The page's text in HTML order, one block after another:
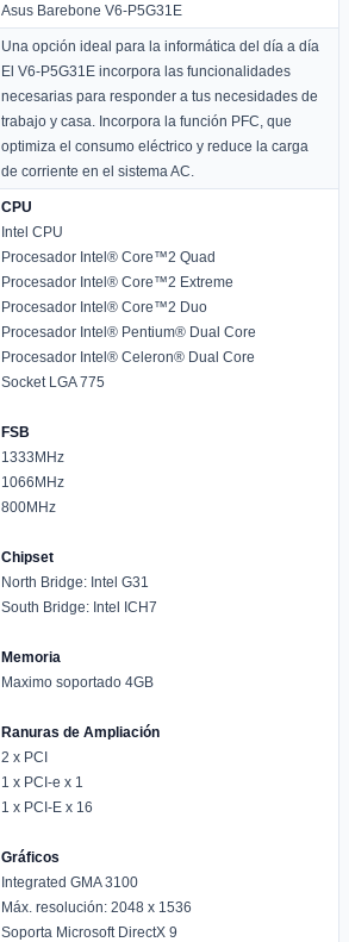
Asus Barebone V6-P5G31E
Una opción ideal para la informática del día a día
El V6-P5G31E incorpora las funcionalidades
necesarias para responder a tus necesidades de
trabajo y casa. Incorpora la función PFC, que
optimiza el consumo eléctrico y reduce la carga
de corriente en el sistema AC.
CPU
Intel CPU
Procesador Intel® Core™2 Quad
Procesador Intel® Core™2 Extreme
Procesador Intel® Core™2 Duo
Procesador Intel® Pentium® Dual Core
Procesador Intel® Celeron® Dual Core
Socket LGA 775
FSB
1333MHz
1066MHz
800MHz
Chipset
North Bridge: Intel G31
South Bridge: Intel ICH7
Memoria
Maximo soportado 4GB
Ranuras de Ampliación
2 x PCI
1 x PCI-e x 1
1 x PCI-E x 16
Gráficos
Integrated GMA 3100
Máx. resolución: 2048 x 1536
Soporta Microsoft DirectX 9